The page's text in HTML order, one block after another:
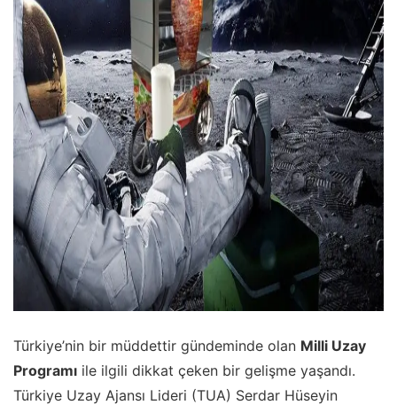
Türkiye’nin bir müddettir gündeminde olan Milli Uzay
Programı ile ilgili dikkat çeken bir gelişme yaşandı.
Türkiye Uzay Ajansı Lideri (TUA) Serdar Hüseyin